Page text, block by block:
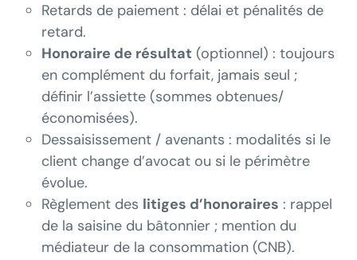
Retards de paiement : délai et pénalités de
retard.
Honoraire de résultat (optionnel) : toujours
en complément du forfait, jamais seul ;
définir l’assiette (sommes obtenues/
économisées).
Dessaisissement / avenants : modalités si le
client change d’avocat ou si le périmètre
évolue.
Règlement des litiges d’honoraires : rappel
de la saisine du bâtonnier ; mention du
médiateur de la consommation (CNB).